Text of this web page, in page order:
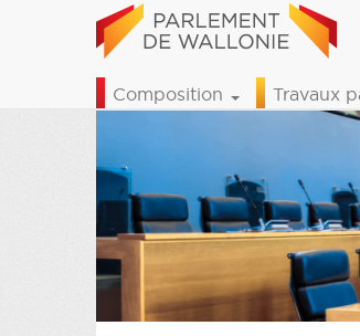
Composition Travaux